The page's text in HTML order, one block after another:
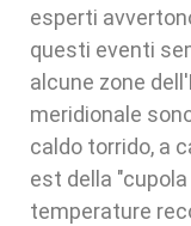
esperti
questi eventi
alcune zone
meridionale
caldo torrido, a
est della
temperature